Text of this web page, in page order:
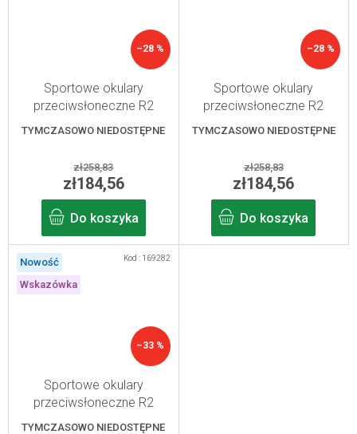
–28 %
Sportowe okulary
przeciwsłoneczne R2
FLUKE, niebieskie
TYMCZASOWO NIEDOSTĘPNE
zł258,83
zł184,56
Do koszyka
–28 %
Sportowe okulary
przeciwsłoneczne R2
FLUKE,
przezroczyste/różowe
TYMCZASOWO NIEDOSTĘPNE
zł258,83
zł184,56
Do koszyka
Nowość
Wskazówka
–33 %
Sportowe okulary
przeciwsłoneczne R2
HERO junior, czarne
TYMCZASOWO NIEDOSTĘPNE
Kod : 169282